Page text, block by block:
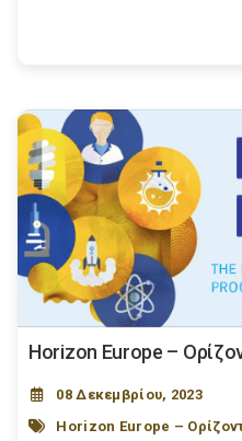
Horizon Europe –
08 Δεκεμβρίου, 2023
Horizon Europe –